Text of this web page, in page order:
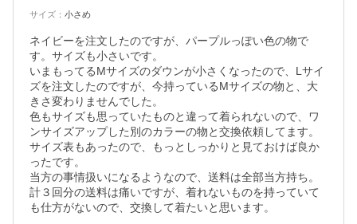
サイズ ： 小さめ
ネイビーを注文したのですが、パープルっぽい色の物で
す。サイズも小さいです。
いまもってるMサイズのダウンが小さくなったので、Lサイ
ズを注文したのですが、今持っているMサイズの物と、大
きさ変わりませんでした。
色もサイズも思っていたものと違って着られないので、ワ
ンサイズアップした別のカラーの物と交換依頼してます。
サイズ表もあったので、もっとしっかりと見ておけば良か
ったです。
当方の事情扱いになるようなので、送料は全部当方持ち。
計３回分の送料は痛いですが、着れないものを持っていて
も仕方がないので、交換して着たいと思います。